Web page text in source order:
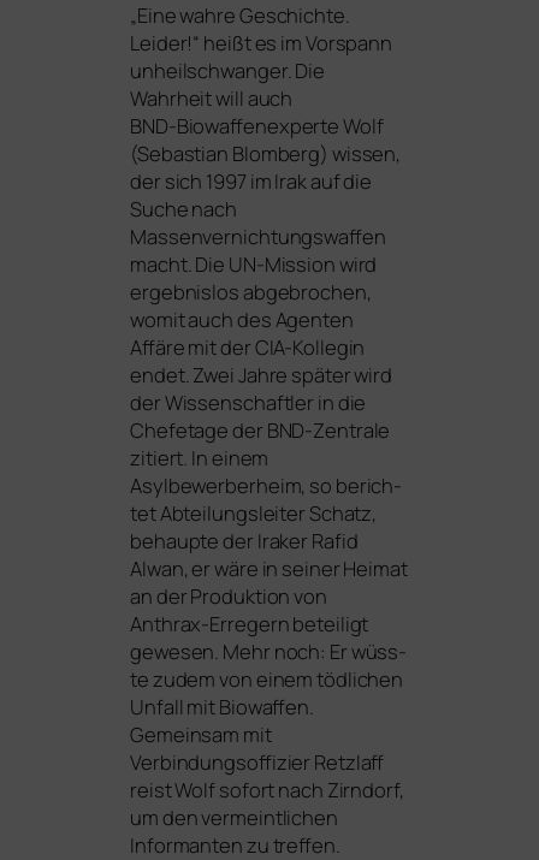
„Eine wah­re Geschichte.
Leider!“ heißt es im Vorspann
unheil­schwan­ger. Die
Wahrheit will auch
BND-Biowaffenexperte Wolf
(Sebastian Blomberg) wis­sen,
der sich 1997 im Irak auf die
Suche nach
Massenvernichtungswaffen
macht. Die UN-Mission wird
ergeb­nis­los abge­bro­chen,
womit auch des Agenten
Affäre mit der CIA-Kollegin
endet. Zwei Jahre spä­ter wird
der Wissenschaftler in die
Chefetage der BND-Zentrale
zitiert. In einem
Asylbewerberheim, so berich­
tet Abteilungsleiter Schatz,
behaup­te der Iraker Rafid
Alwan, er wäre in sei­ner Heimat
an der Produktion von
Anthrax-Erregern betei­ligt
gewe­sen. Mehr noch: Er wüss­
te zudem von einem töd­li­chen
Unfall mit Biowaffen.
Gemeinsam mit
Verbindungsoffizier Retzlaff
reist Wolf sofort nach Zirndorf,
um den ver­meint­li­chen
Informanten zu treffen.